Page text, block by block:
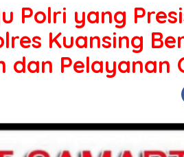
Polri yang
Kuansing
dan Pelayanan